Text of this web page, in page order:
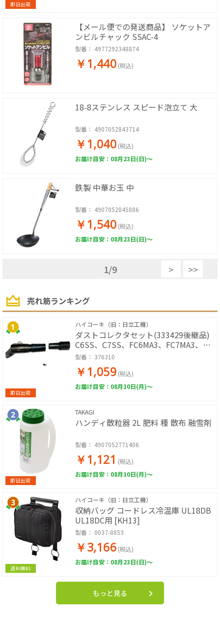
即日出荷
【メール便での発送商品】 ソケットア
ンビルチャック SSAC-4
型番： 4977292348874
￥1,440 (税込)
18-8ステンレス スピード泡立て 大
型番： 4907052843714
￥1,040 (税込)
お届け目安：08月23日(日)～
鉄製 中華お玉 中
型番： 4907052845886
￥1,540 (税込)
お届け目安：08月23日(日)～
1/9 > >>
売れ筋ランキング
即日出荷
ハイコーキ（旧：日立工機）
ダストコレクタセット(333429後継品)
C6SS、C7SS、FC6MA3、FC7MA3、
FC6BB3、FC7BB3用 [KH13]
型番： 376310
￥1,059 (税込)
お届け目安：08月10日(月)～
即日出荷
TAKAGI
ハンディ散粒器 2L 肥料 種 散布 融雪剤
型番： 4907052771406
￥1,121 (税込)
お届け目安：08月10日(月)～
送料無料
ハイコーキ（旧：日立工機）
収納バッグ コードレス冷温庫 UL18DB
UL18DC用 [KH13]
型番： 0037-8853
￥3,166 (税込)
お届け目安：08月23日(日)～
もっと見る